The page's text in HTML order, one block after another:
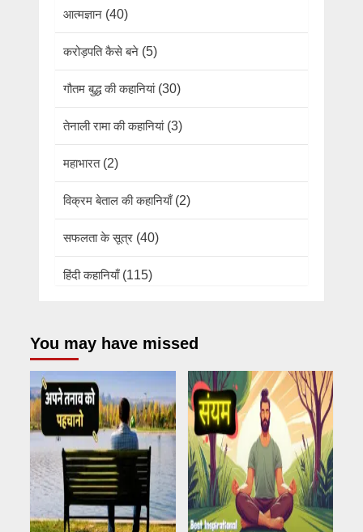
आत्मज्ञान (40)
करोड़पति कैसे बने (5)
गौतम बुद्ध की कहानियां(30)
तेनाली रामा की कहानियां(3)
महाभारत(2)
विक्रम बेताल की कहानियाँ(2)
सफलता के सूत्र (40)
हिंदी कहानियाँ(115)
You may have missed